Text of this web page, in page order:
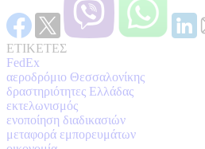
ΕΤΙΚΕΤΕΣ
FedEx
αεροδρόμιο Θεσσαλονίκης
δραστηριότητες Ελλάδας
εκτελωνισμός
ενοποίηση διαδικασιών
μεταφορά εμπορευμάτων